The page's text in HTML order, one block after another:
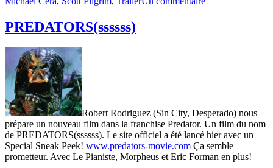
PREDATORS(ssssss)
Robert Rodriguez (Sin City, Desperado) nous
prépare un nouveau film dans la franchise Predator. Un film du nom
de PREDATORS(ssssss). Le site officiel a été lancé hier avec un
Special Sneak Peek! www.predators-movie.com Ça semble
prometteur. Avec Le Pianiste, Morpheus et Eric Forman en plus!